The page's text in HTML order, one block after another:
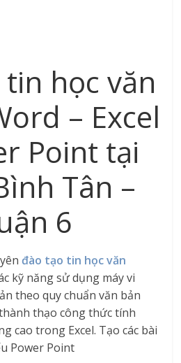
học văn
– Excel
Point tại
Tân –
6
đào tạo tin học văn
kỹ năng sử dụng máy vi
theo quy chuẩn văn bản
thạo công thức tính
cao trong Excel. Tạo các bài
Power Point